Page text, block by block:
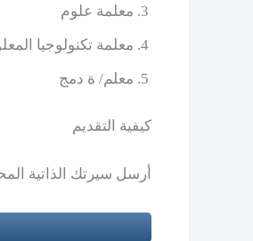
معلمة علوم
معلمة تكنولوجيا
معلم/ ة دمج
كيفية التقديم
أرسل سيرتك الذاتية